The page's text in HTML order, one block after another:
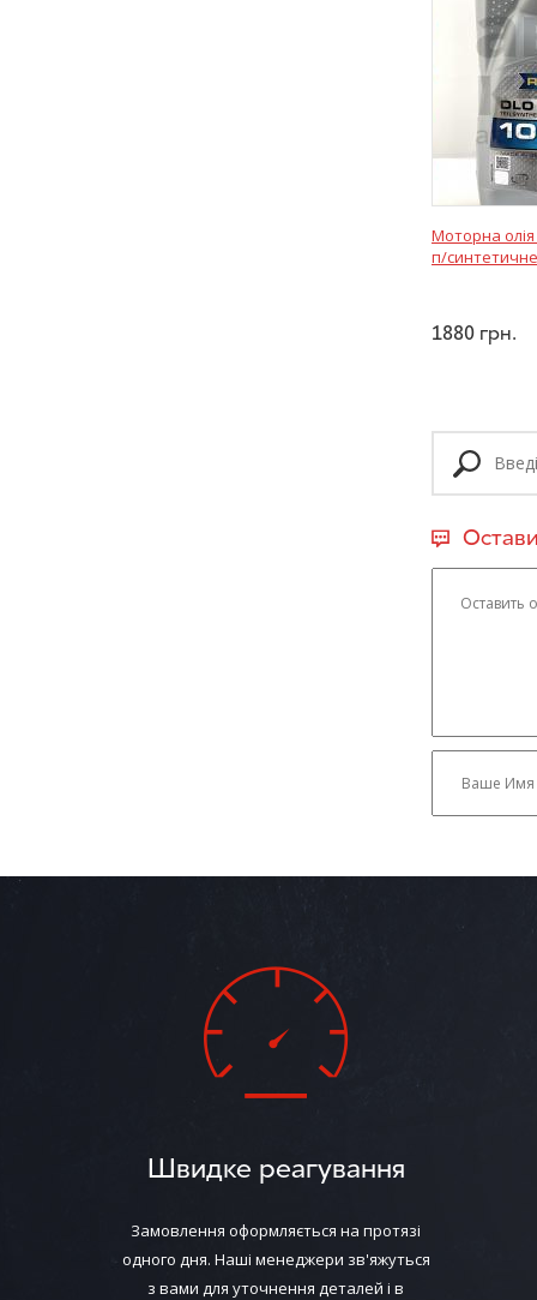
Моторна олія
п/
1880 грн.
Швидке реагування
Замовлення оформляється на протязі
одного дня. Наші менеджери зв'яжуться
з вами для уточнення деталей і в